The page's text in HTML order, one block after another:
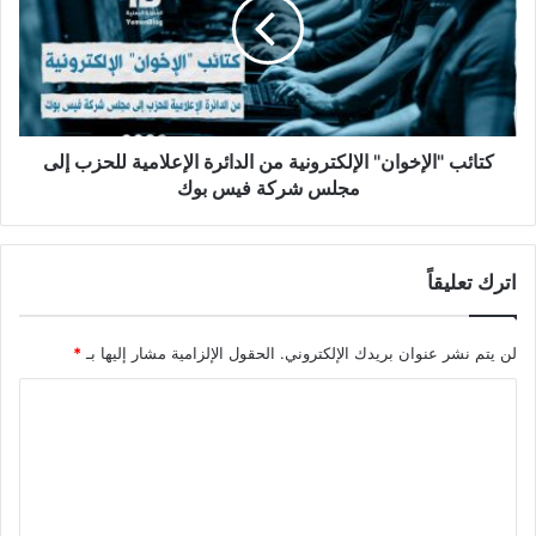
متابعتها الأسبوعية لاهتمامات وسائل
الإعلام اليمنية، وخرجت من هذه
المتابعة بهذا الحصاد.
معارك العجز عن الإنجاز
كتائب "الإخوان" الإلكترونية من الدائرة الإعلامية للحزب إلى
مجلس شركة فيس بوك
اترك تعليقاً
لن يتم نشر عنوان بريدك الإلكتروني. الحقول الإلزامية مشار إليها بـ *